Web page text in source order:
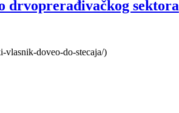
drvoprerađivačkog sektora
vlasnik-doveo-do-stecaja/)